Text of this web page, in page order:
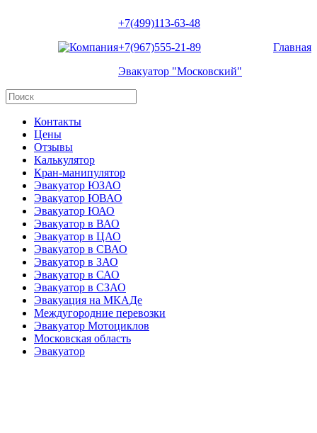
+7(499)113-63-48
+7(967)555-21-89
Эвакуатор "Московский"
Главная
Контакты
Цены
Отзывы
Калькулятор
Кран-манипулятор
Эвакуатор ЮЗАО
Эвакуатор ЮВАО
Эвакуатор ЮАО
Эвакуатор в ВАО
Эвакуатор в ЦАО
Эвакуатор в СВАО
Эвакуатор в ЗАО
Эвакуатор в САО
Эвакуатор в СЗАО
Эвакуация на МКАДе
Междугородние перевозки
Эвакуатор Мотоциклов
Московская область
Эвакуатор